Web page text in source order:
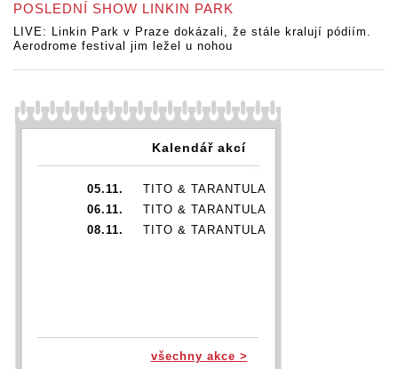
POSLEDNÍ SHOW LINKIN PARK
LIVE: Linkin Park v Praze dokázali, že stále kralují pódiím.
Aerodrome festival jim ležel u nohou
Kalendář akcí
05.11.
TITO & TARANTULA
06.11.
TITO & TARANTULA
08.11.
TITO & TARANTULA
všechny akce >